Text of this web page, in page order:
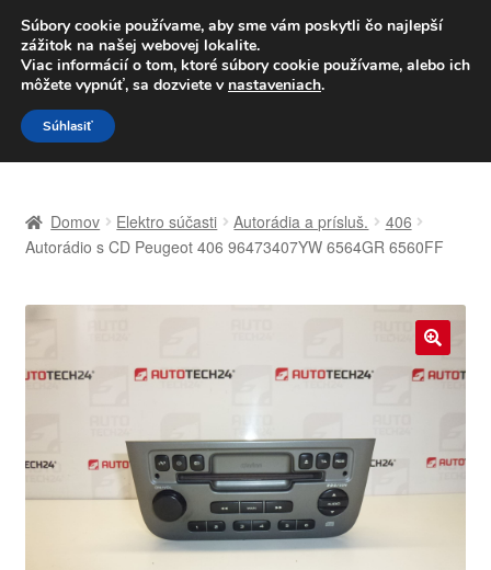
DOPRAVA od 6 EUR
Po–Pi 09:00–16:00 233 221 276
Preskočiť
na
navigáciu
Preskočiť
na
obsah
Celosvetová preprava
Môj účet
Domov Elektro súčasti Autorádia a prísluš.
406
Autorádio s CD Peugeot 406 96473407YW 6564GR 6560FF
🔍
Súbory cookie používame, aby sme vám poskytli čo najlepší
zážitok na našej webovej lokalite.
Viac informácií o tom, ktoré súbory cookie používame, alebo ich
môžete vypnúť, sa dozviete v nastaveniach.
Súhlasiť